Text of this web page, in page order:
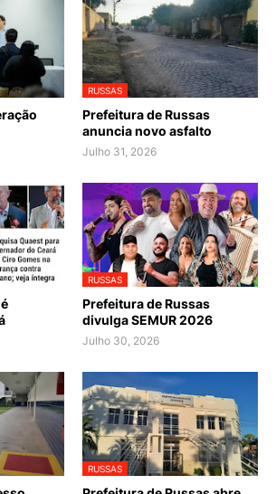
RUSSAS
Prefeitura de Russas
anuncia novo asfalto
Julho 31, 2026
RUSSAS
Prefeitura de Russas
divulga SEMUR 2026
Julho 30, 2026
RUSSAS